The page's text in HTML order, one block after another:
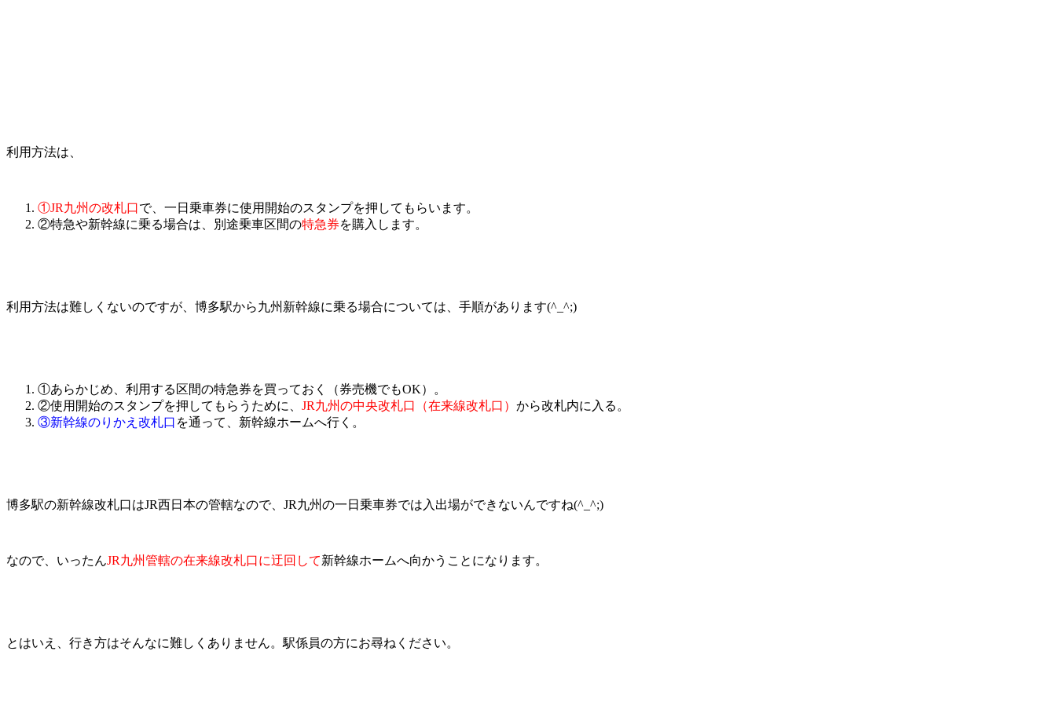
利用方法は、
①JR九州の改札口で、一日乗車券に使用開始のスタンプを押してもらいます。
②特急や新幹線に乗る場合は、別途乗車区間の特急券を購入します。
利用方法は難しくないのですが、博多駅から九州新幹線に乗る場合については、手順があります(^_^;)
①あらかじめ、利用する区間の特急券を買っておく（券売機でもOK）。
②使用開始のスタンプを押してもらうために、 JR九州の中央改札口（在来線改札口） から改札内に入る。
③新幹線のりかえ改札口 を通って、新幹線ホームへ行く。
博多駅の新幹線改札口はJR西日本の管轄なので、JR九州の一日乗車券では入出場ができないんですね(^_^;)
なので、いったんJR九州管轄の在来線改札口に迂回して新幹線ホームへ向かうことになります。
とはいえ、行き方はそんなに難しくありません。駅係員の方にお尋ねください。